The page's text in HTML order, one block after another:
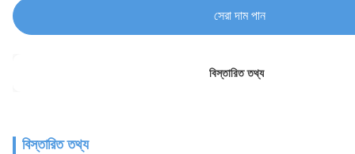
সেরা দাম পান
বিস্তারিত তথ্য
বিস্তারিত তথ্য